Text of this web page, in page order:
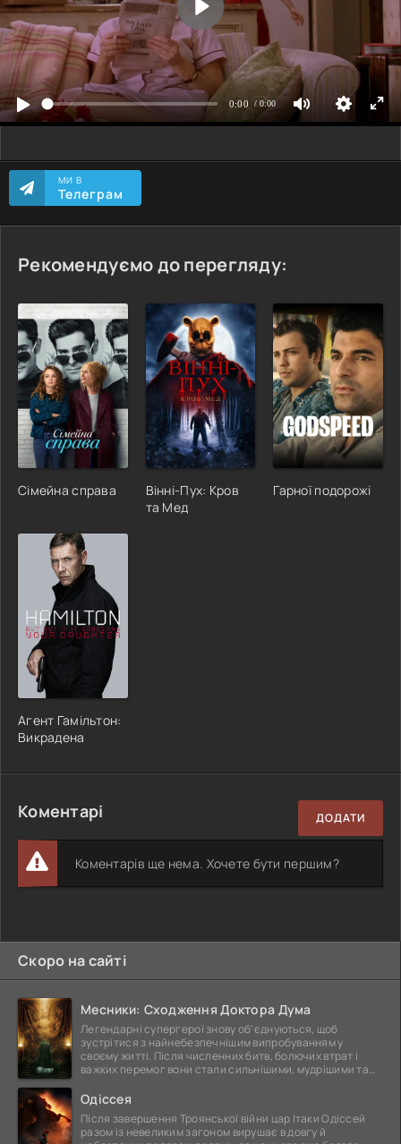
МИ В
Телеграм
Рекомендуємо до перегляду:
Сімейна справа
Вінні-Пух: Кров
та Мед
Гарної подорожі
Агент Гамільтон:
Викрадена
Коментарі ДОДАТИ
Коментарів ще нема. Хочете бути першим?
Скоро на сайті
Месники: Сходження Доктора Дума
Легендарні супергерої знову об'єднуються, щоб
зустрітися з найнебезпечнішим випробуванням у
своєму житті. Після численних битв, болючих втрат і
важких перемог вони стали сильнішими, мудрішими та
Одіссея
Після завершення Троянської війни цар Ітаки Одіссей
разом із невеликим загоном вирушає в довгу й